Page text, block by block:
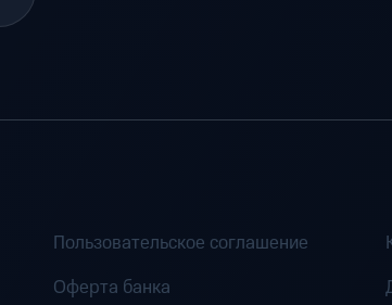
Пользовательское соглашение
Оферта банка